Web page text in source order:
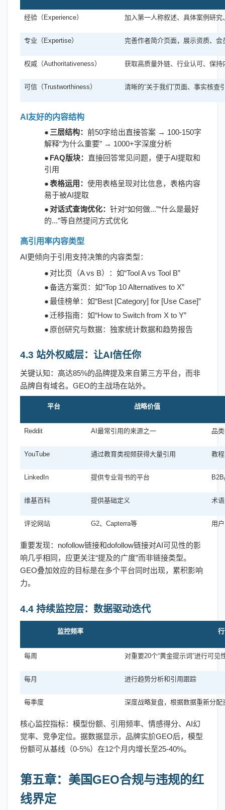
经验（ Experience） 加入第一人称叙述、具体案例研究
专业（ Expertise） 完善作者简介页面，展示资质、会
权威（Authoritativeness） 获取高质量外链、行业认可、保持
可信（Trustworthiness） 清晰的“关于我们”页面、事实核查
AI友好的内容结构
● 三层结构： 前50字给出直接答案 → 100-150字
解释“为什么重要” → 1000+字深度分析
● FAQ版块： 直接回答常见问题，便于AI提取和
引用
●表格运用： 使用表格呈现对比信息，表格内容
易于被AI提取
● 对话式查询优化： 针对“如何做...”“什么是最好
的...”等自然提问方式优化
高引用率内容类型
AI更倾向于引用支持决策的内容类型：
● 对比页（A vs B）：如“Tool A vs Tool B”
●备选方案页：如“Top 10 Alternatives to X”
●最佳榜单：如“Best [Category] for [Use Case]”
● 迁移指南：如“How to Switch from X to Y”
● 原创研究与数据：独家统计数据和趋势报告
4.3 站外权威层：让AI信任你
关键认知：高达85%的品牌提及来自第三方平台，而非
品牌自有域名。GEO的主战场在站外。
平台 战略价值
Reddit AI最常引用的来源之一 品
YouTube 通过教育类视频获得大量引用 教
LinkedIn 提供专业背书的平台
维基百科 提供基础定义 术
评论网站 G2、Capterra等 用
重要发现： nofollow链接和dofollow链接对AI可见性的影
响几乎相同，应更关注“提及的广度”而非链接类型。
GEO叠加效应的目标是在多个平台同时出现，累积影响
力。
4.4 持续监控层：数据驱动迭代
监控频率
每周 对重要20个“黄金提示词”进行可见
每月 进行趋势分析和引用跟踪
每季度 深度战略复盘，根据数据重新分配
核心监控指标：模型份额、引用频率、情感得分、 AI幻
觉率、竞争定位。据数据显示，品牌实斺GEO后，模型
份额可从基线（0-5%）在12个月内增长至25-40%。
第五章：美国GEO合规与违规的红
线界定